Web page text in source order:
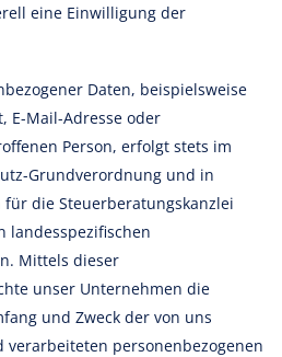
eine Einwilligung der
Daten, beispielsweise
E-Mail-Adresse oder
Person, erfolgt stets im
Grundverordnung und in
die Steuerberatungskanzlei
landesspezifischen
Mittels dieser
unser Unternehmen die
und Zweck der von uns
personenbezogenen